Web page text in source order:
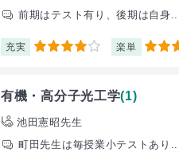
前期はテスト有り、後期は自身
充実 4 楽単 4
有機・高分子光工学(1)
池田憲昭先生
町田先生は毎授業小テストあり